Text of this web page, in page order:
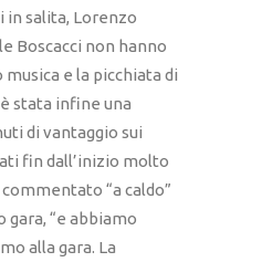
in salita, Lorenzo
Boscacci non hanno
e la picchiata di
stata infine una
di vantaggio sui
fin dall’inizio molto
“a caldo”
“e abbiamo
alla gara. La